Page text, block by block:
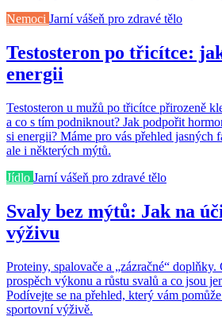
Nemoci Jarní vášeň pro zdravé tělo
Testosteron po třicítce:
energii
Testosteron u mužů po třicítce přirozeně
a co s tím podniknout? Jak podpořit
si energii? Máme pro vás přehled jasných
ale i některých mýtů.
Jídlo Jarní vášeň pro zdravé tělo
Svaly bez mýtů: Jak na
výživu
Proteiny, spalovače a „zázračné“
prospěch výkonu a růstu svalů a co jsou
Podívejte se na přehled, který vám
sportovní výživě.